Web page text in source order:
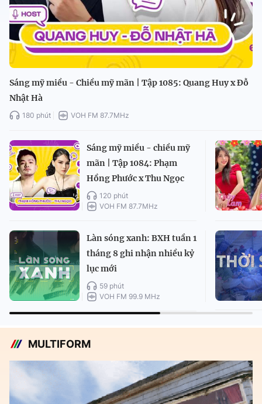
Sáng mỹ miều - Chiều mỹ mãn | Tập 1085: Quang Huy x Đỗ
Nhật Hà
180 phút VOH FM 87.7MHz
Sáng mỹ miều - chiều mỹ
mãn | Tập 1084: Phạm
Hồng Phước x Thu Ngọc
120 phút
VOH FM 87.7MHz
Làn sóng xanh: BXH tuần 1
tháng 8 ghi nhận nhiều kỷ
lục mới
59 phút
VOH FM 99.9 MHz
MULTIFORM